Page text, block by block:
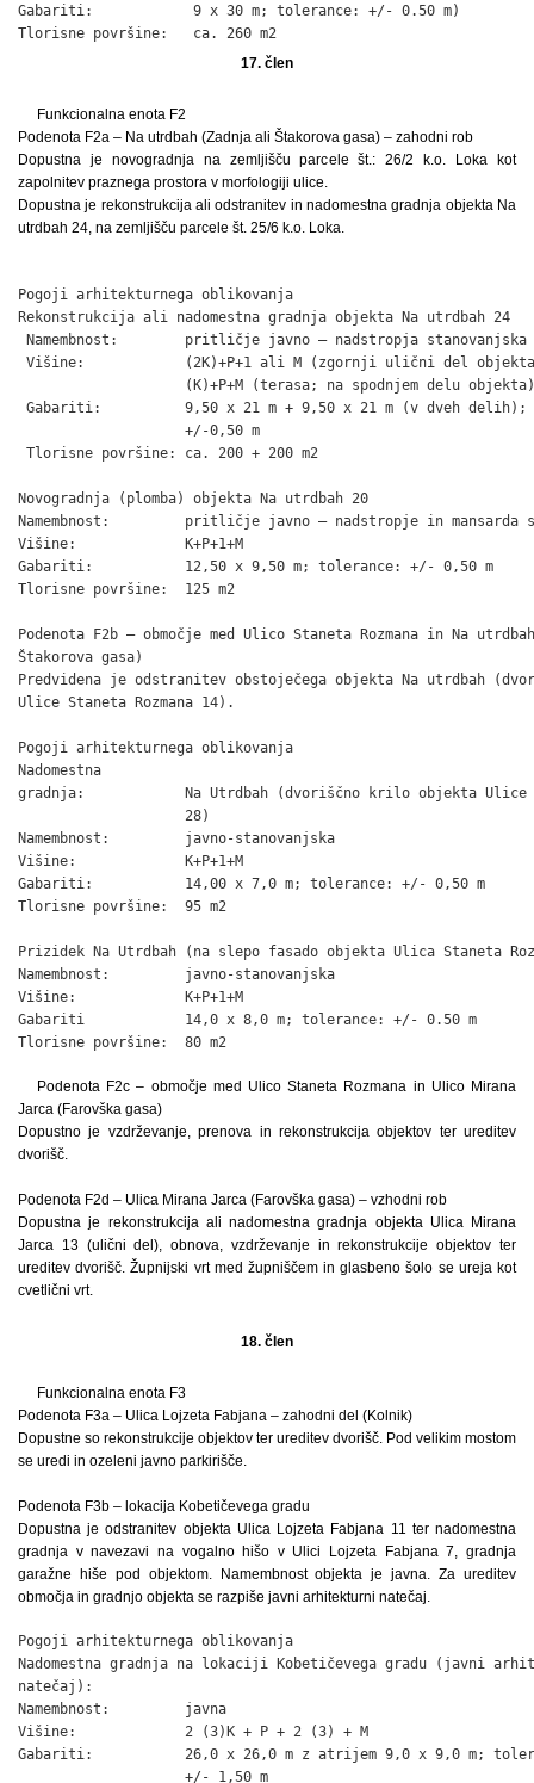
Gabariti:            9 x 30 m; tolerance: +/- 0.50 m)
Tlorisne površine:   ca. 260 m2
17. člen
Funkcionalna enota F2
Podenota F2a – Na utrdbah (Zadnja ali Štakorova gasa) – zahodni rob
Dopustna je novogradnja na zemljišču parcele št.: 26/2 k.o. Loka kot
zapolnitev praznega prostora v morfologiji ulice.
Dopustna je rekonstrukcija ali odstranitev in nadomestna gradnja objekta Na
utrdbah 24, na zemljišču parcele št. 25/6 k.o. Loka.
Pogoji arhitekturnega oblikovanja
Rekonstrukcija ali nadomestna gradnja objekta Na utrdbah 24
Namembnost:        pritličje javno – nadstropja stanovanjska
Višine:            (2K)+P+1 ali M (zgornji ulični del
                    (K)+P+M (terasa; na spodnjem delu objekta)
Gabariti:          9,50 x 21 m + 9,50 x 21 m (v dveh delih);
                    +/-0,50 m
Tlorisne površine: ca. 200 + 200 m2
Novogradnja (plomba) objekta Na utrdbah 20
Namembnost:         pritličje javno – nadstropje in mansarda
Višine:             K+P+1+M
Gabariti:           12,50 x 9,50 m; tolerance: +/- 0,50 m
Tlorisne površine:  125 m2
Podenota F2b – območje med Ulico Staneta Rozmana in Na
Štakorova gasa)
Predvidena je odstranitev obstoječega objekta Na utrdbah
Ulice Staneta Rozmana 14).
Pogoji arhitekturnega oblikovanja
Nadomestna
gradnja:            Na Utrdbah (dvoriščno krilo objekta Ulice
                    28)
Namembnost:         javno-stanovanjska
Višine:             K+P+1+M
Gabariti:           14,00 x 7,0 m; tolerance: +/- 0,50 m
Tlorisne površine:  95 m2
Prizidek Na Utrdbah (na slepo fasado objekta Ulica Staneta
Namembnost:         javno-stanovanjska
Višine:             K+P+1+M
Gabariti            14,0 x 8,0 m; tolerance: +/- 0.50 m
Tlorisne površine:  80 m2
Podenota F2c – območje med Ulico Staneta Rozmana in Ulico Mirana
Jarca (Farovška gasa)
Dopustno je vzdrževanje, prenova in rekonstrukcija objektov ter ureditev
dvorišč.
Podenota F2d – Ulica Mirana Jarca (Farovška gasa) – vzhodni rob
Dopustna je rekonstrukcija ali nadomestna gradnja objekta Ulica Mirana
Jarca 13 (ulični del), obnova, vzdrževanje in rekonstrukcije objektov ter
ureditev dvorišč. Župnijski vrt med župniščem in glasbeno šolo se ureja kot
cvetlični vrt.
18. člen
Funkcionalna enota F3
Podenota F3a – Ulica Lojzeta Fabjana – zahodni del (Kolnik)
Dopustne so rekonstrukcije objektov ter ureditev dvorišč. Pod velikim mostom
se uredi in ozeleni javno parkirišče.
Podenota F3b – lokacija Kobetičevega gradu
Dopustna je odstranitev objekta Ulica Lojzeta Fabjana 11 ter nadomestna
gradnja v navezavi na vogalno hišo v Ulici Lojzeta Fabjana 7, gradnja
garažne hiše pod objektom. Namembnost objekta je javna. Za ureditev
območja in gradnjo objekta se razpiše javni arhitekturni natečaj.
Pogoji arhitekturnega oblikovanja
Nadomestna gradnja na lokaciji Kobetičevega gradu (javni
natečaj):
Namembnost:         javna
Višine:             2 (3)K + P + 2 (3) + M
Gabariti:           26,0 x 26,0 m z atrijem 9,0 x 9,0 m;
                    +/- 1,50 m